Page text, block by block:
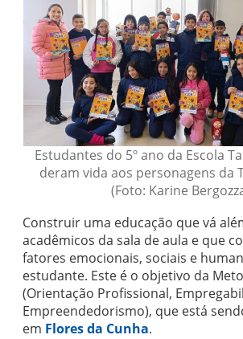
Estudantes do 5º ano da Escola
deram vida aos personagens da
(Foto: Karine
Construir uma educação que vá
acadêmicos da sala de aula e que
fatores emocionais, sociais e
estudante. Este é o objetivo da
(Orientação Profissional,
Empreendedorismo), que está
em Flores da Cunha.